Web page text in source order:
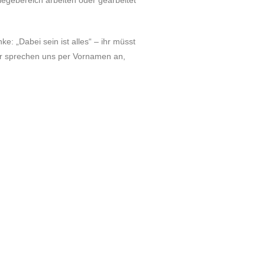
„Dabei sein ist alles“ – ihr müsst
uns per Vornamen an,